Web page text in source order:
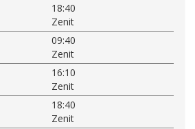
18:40
Zenit
09:40
Zenit
16:10
Zenit
18:40
Zenit